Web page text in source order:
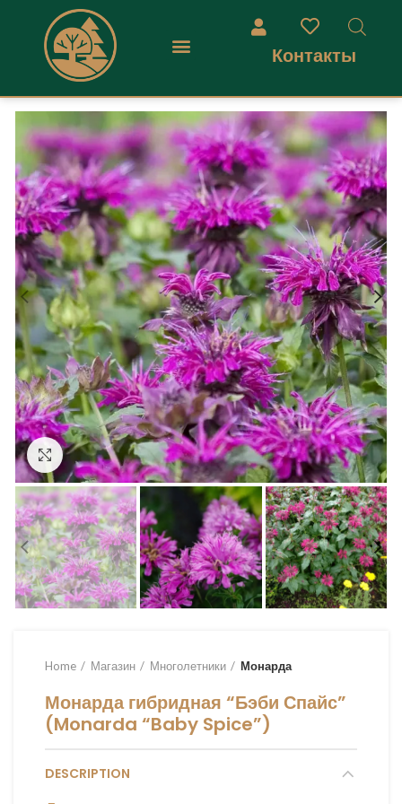
Контакты
Увеличить
Home Магазин Многолетники Монарда
Монарда гибридная “Бэби Спайс”
(Monarda “Baby Spice”)
DESCRIPTION